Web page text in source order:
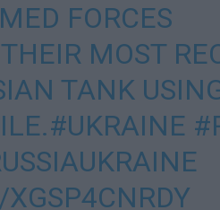
FORCES
MOST
TANK
#UKRAINE️